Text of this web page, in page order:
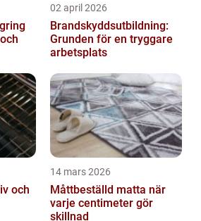
02 april 2026
Brandskyddsutbildning:
Grunden för en tryggare
arbetsplats
och
14 mars 2026
Måttbeställd matta när
varje centimeter gör
skillnad